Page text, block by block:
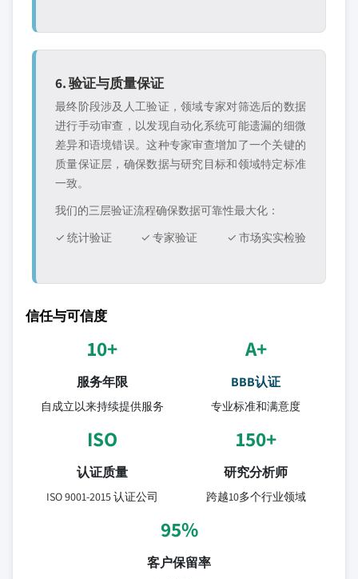
6. 验证与质量保证
最终阶段涉及人工验证，领域专家对筛选后的数据
进行手动审查，以发现自动化系统可能遗漏的细微
差异和语境错误。这种专家审查增加了一个关键的
质量保证层，确保数据与研究目标和领域特定标准
一致。
我们的三层验证流程确保数据可靠性最大化：
✓ 统计验证
✓ 专家验证 ✓ 市场实实检验
信任与可信度
10+
服务年限
自成立以来持续提供服务
A+
BBB认证
专业标准和满意度
ISO
认证质量
ISO 9001-2015 认证公司
150+
研究分析师
跨越10多个行业领域
95%
客户保留率